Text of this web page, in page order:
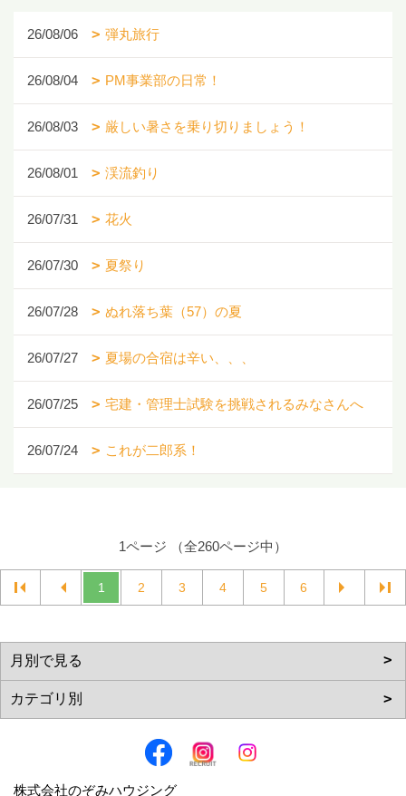
26/08/06 弾丸旅行
26/08/04 PM事業部の日常！
26/08/03 厳しい暑さを乗り切りましょう！
26/08/01 渓流釣り
26/07/31 花火
26/07/30 夏祭り
26/07/28 ぬれ落ち葉（57）の夏
26/07/27 夏場の合宿は辛い、、、
26/07/25 宅建・管理士試験を挑戦されるみなさんへ
26/07/24 これが二郎系！
1ページ （全260ページ中）
1 2 3 4 5 6
株式会社のぞみハウジング